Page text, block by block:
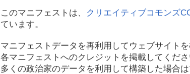
このマニフェストは、 クリエイティブコモンズ
ています。
マニフェストデータを再利用してウェブサイトを
各マニフェストへのクレジットを掲載してくださ
多くの政治家のデータを利用して構築した場合